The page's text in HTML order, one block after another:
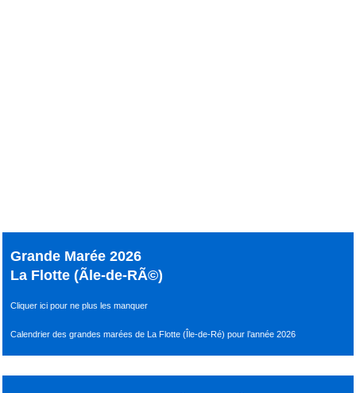
Grande Marée 2026
La Flotte (Ãle-de-RÃ©)
Cliquer ici pour ne plus les manquer
Calendrier des grandes marées de La Flotte (Île-de-Ré) pour l’année 2026